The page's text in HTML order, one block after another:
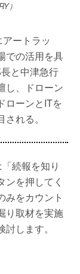
）
ートラッ
での活用を具
と中津急行
し、ドローン
ローンとITを
れる。
続報を知り
を押してく
みをカウント
り取材を実施
します。